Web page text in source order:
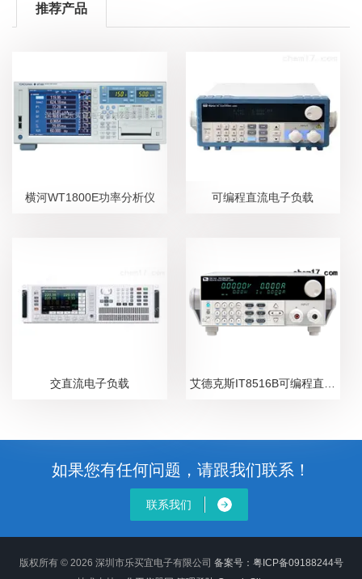
推荐产品
横河WT1800E功率分析仪 可编程直流电子负载
交直流电子负载
如果您有任何问题，请跟我们联系！
联系我们
版权所有 © 2026 深圳市乐买宜电子有限公司 备案号：粤ICP备09188244号